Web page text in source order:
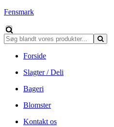
Fensmark
Forside
Slagter / Deli
Bageri
Blomster
Kontakt os